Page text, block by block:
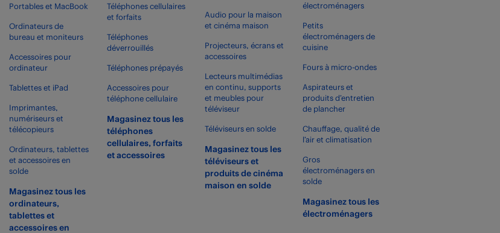
Portables et MacBook
Ordinateurs de
bureau et moniteurs
Accessoires pour
ordinateur
Tablettes et iPad
Imprimantes,
numériseurs et
télécopieurs
Ordinateurs, tablettes
et accessoires en
solde
Magasinez tous les
ordinateurs,
tablettes et
accessoires en
Téléphones cellulaires
et forfaits
Téléphones
déverrouillés
Téléphones prépayés
Accessoires pour
téléphone cellulaire
Magasinez tous les
téléphones
cellulaires, forfaits
et accessoires
Audio pour la maison
et cinéma maison
Projecteurs, écrans et
accessoires
Lecteurs multimédias
en continu, supports
et meubles pour
téléviseur
Téléviseurs en solde
Magasinez tous les
téléviseurs et
produits de cinéma
maison en solde
électroménagers
Petits
électroménagers de
cuisine
Fours à micro-ondes
Aspirateurs et
produits d’entretien
de plancher
Chauffage, qualité de
l’air et climatisation
Gros
électroménagers en
solde
Magasinez tous les
électroménagers